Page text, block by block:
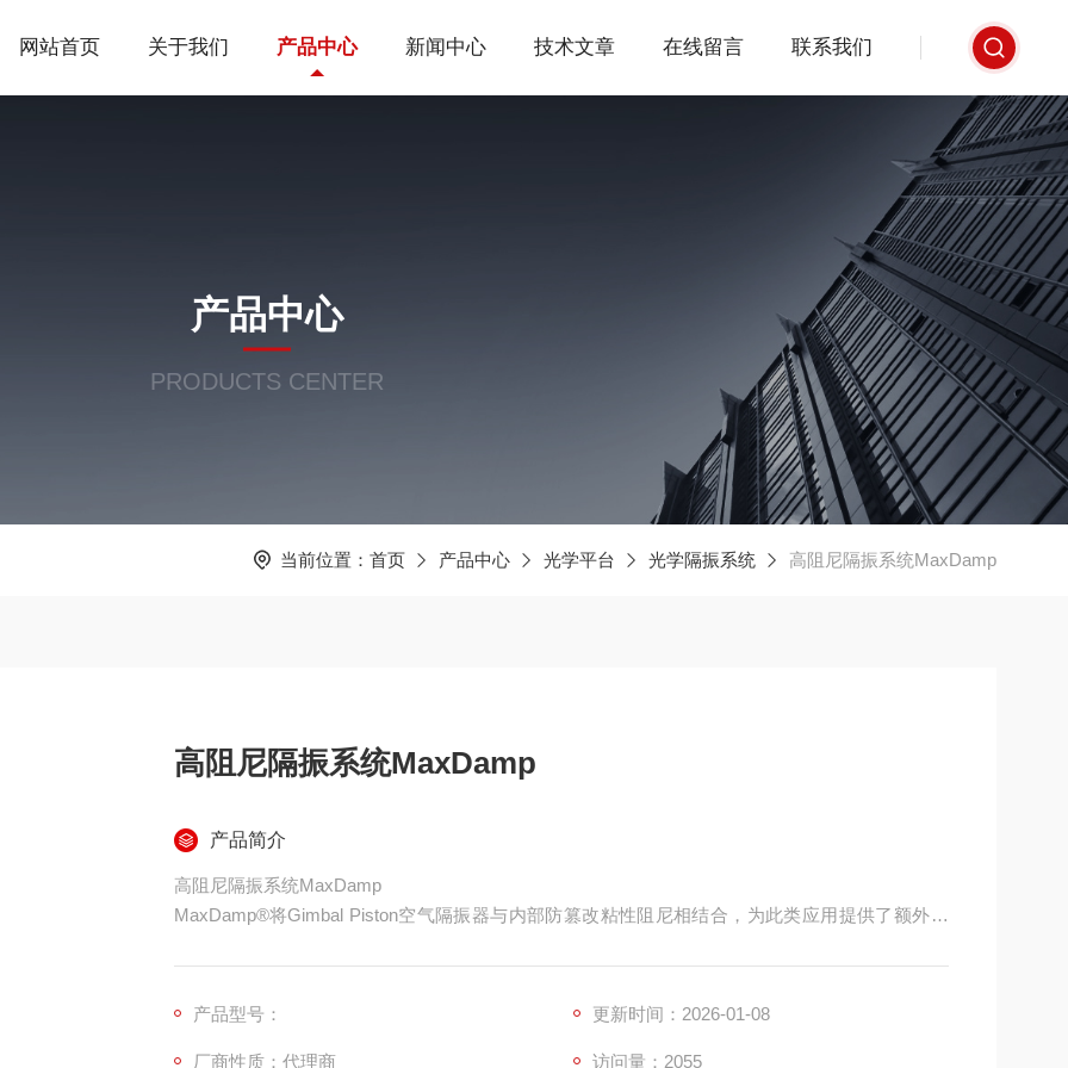
网站首页 关于我们 产品中心 新闻中心 技术文章 在线留言 联系我们
产品中心
PRODUCTS CENTER
当前位置： 首页 产品中心 光学平台 光学隔振系统 高阻尼隔振系统MaxDamp
高阻尼隔振系统MaxDamp
产品简介
高阻尼隔振系统MaxDamp
MaxDamp®将Gimbal Piston空气隔振器与内部防篡改粘性阻尼相结合，为此类应用提供了额外的
产品型号： 更新时间：2026-01-08
厂商性质：代理商 访问量：2055